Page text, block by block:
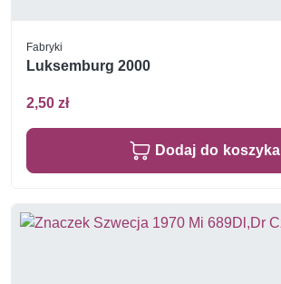
Fabryki
Luksemburg 2000
2,50 zł
Dodaj do koszyka